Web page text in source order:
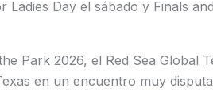
Day el sábado y Finals
Park 2026, el Red Sea Global
en un encuentro muy